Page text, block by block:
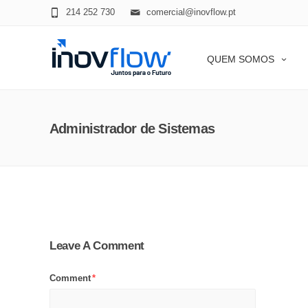
comercial@inovflow.pt
214 252 730
QUEM SOMOS
Administrador de Sistemas
Leave A Comment
Comment*
modal-check